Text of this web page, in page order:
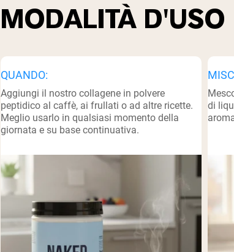
MODALITÀ D'USO
QUANDO:
Aggiungi il nostro collagene in polvere
peptidico al caffè, ai frullati o ad altre ricette.
Meglio usarlo in qualsiasi momento della
giornata e su base continuativa.
di
Shipping Country:
Acquista